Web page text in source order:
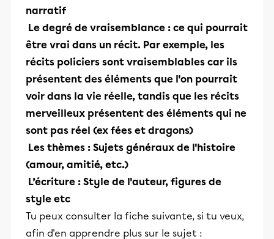
narratif
Le degré de vraisemblance : ce qui pourrait
être vrai dans un récit. Par exemple, les
récits policiers sont vraisemblables car ils
présentent des éléments que l'on pourrait
voir dans la vie réelle, tandis que les récits
merveilleux présentent des éléments qui ne
sont pas réel (ex fées et dragons)
Les thèmes : Sujets généraux de l'histoire
(amour, amitié, etc.)
L’écriture : Style de l'auteur, figures de
style etc
Tu peux consulter la fiche suivante, si tu veux,
afin d'en apprendre plus sur le sujet :